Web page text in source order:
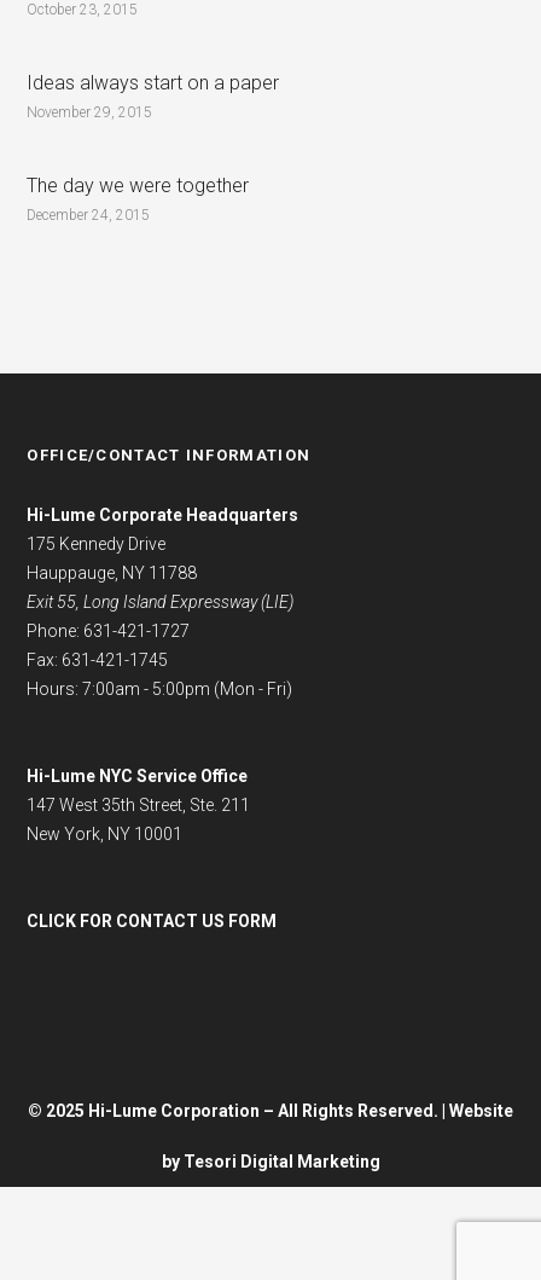
October 23, 2015
Ideas always start on a paper
November 29, 2015
The day we were together
December 24, 2015
OFFICE/CONTACT INFORMATION
Hi-Lume Corporate Headquarters
175 Kennedy Drive
Hauppauge, NY 11788
Exit 55, Long Island Expressway (LIE)
Phone: 631-421-1727
Fax: 631-421-1745
Hours: 7:00am - 5:00pm (Mon - Fri)
Hi-Lume NYC Service Office
147 West 35th Street, Ste. 211
New York, NY 10001
CLICK FOR CONTACT US FORM
© 2025 Hi-Lume Corporation – All Rights Reserved. | Website
by Tesori Digital Marketing